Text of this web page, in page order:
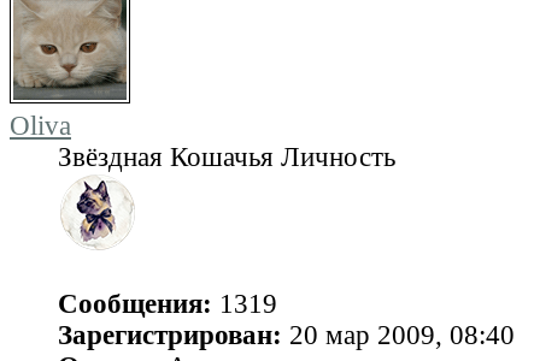
Oliva
Звёздная Кошачья Личность
Сообщения: 1319
Зарегистрирован: 20 мар 2009, 08:40